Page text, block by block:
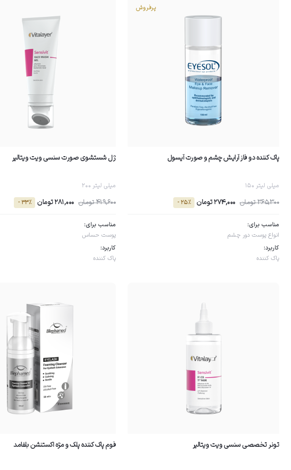
پاک کننده دو فاز آرایش چشم و صورت آیسول
150 میلی لیتر
365,300 تومان 274,000 تومان - 25٪
مناسب برای:
انواع پوست دور چشم
کاربرد:
پاک کننده
پرفروش
ژل شستشوی صورت سنسی ویت ویتالیر
200 میلی لیتر
419,600 تومان 281,000 تومان - 33٪
مناسب برای:
پوست حساس
کاربرد:
پاک کننده
تونر تخصصی سنسی ویت ویتالیر فوم پاک کننده پلک و مژه اکستنشن بلفامد